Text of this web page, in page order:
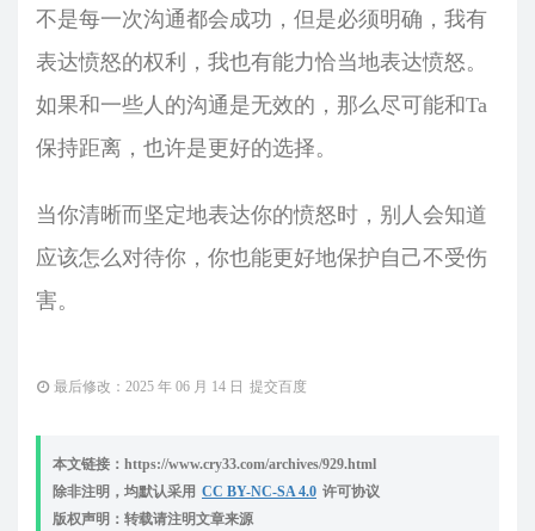
不是每一次沟通都会成功，但是必须明确，我有
表达愤怒的权利，我也有能力恰当地表达愤怒。
如果和一些人的沟通是无效的，那么尽可能和Ta
保持距离，也许是更好的选择。
当你清晰而坚定地表达你的愤怒时，别人会知道
应该怎么对待你，你也能更好地保护自己不受伤
害。
最后修改：2025 年 06 月 14 日 提交百度
本文链接：https://www.cry33.com/archives/929.html
除非注明，均默认采用 CC BY-NC-SA 4.0 许可协议
版权声明：转载请注明文章来源